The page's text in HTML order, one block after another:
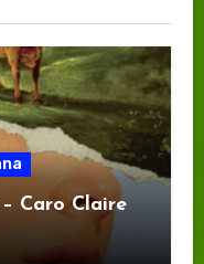
Caro Claire